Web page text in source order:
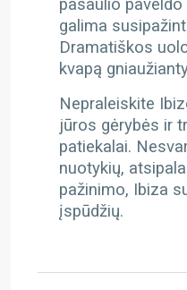
pasaulio
galima
Dramatiškos
kvapą
Nepraleiskite
jūros gėrybės ir
patiekalai.
nuotykių,
pažinimo, Ibiza
įspūdžių.